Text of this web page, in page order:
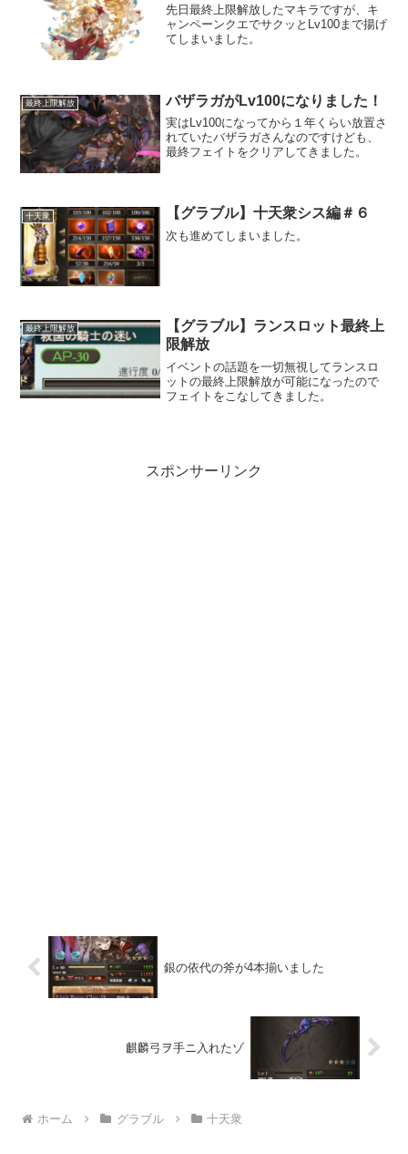
先日最終上限解放したマキラですが、キ
ャンペーンクエでサクッとLv100まで揚げ
てしまいました。
最終上限解放 バザラガがLv100になりました！
実はLv100になってから１年くらい放置さ
れていたバザラガさんなのですけども、
最終フェイトをクリアしてきました。
十天衆 【グラブル】十天衆シス編＃６
次も進めてしまいました。
最終上限解放
【グラブル】ランスロット最終上
限解放
イベントの話題を一切無視してランスロ
ットの最終上限解放が可能になったので
フェイトをこなしてきました。
スポンサーリンク
銀の依代の斧が4本揃いました
麒麟弓ヲ手ニ入れたゾ
ホーム グラブル 十天衆